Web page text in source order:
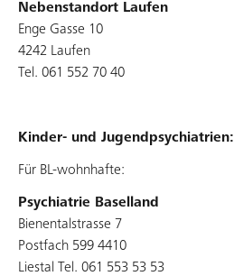
Nebenstandort Laufen
Enge Gasse 10
4242 Laufen
Tel. 061 552 70 40
Kinder- und Jugendpsychiatrien:
Für BL-wohnhafte:
Psychiatrie Baselland
Bienentalstrasse 7
Postfach 599 4410
Liestal Tel. 061 553 53 53